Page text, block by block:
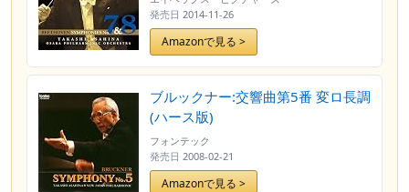
発売日 2014-11-26
Amazonで見る >
ブルックナー:交響曲第5番 変ロ長調
(ハース版)
フォンテック
発売日 2008-02-21
Amazonで見る >